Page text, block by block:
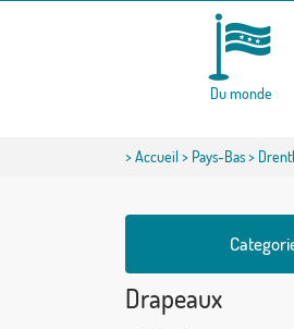
Du monde
>Accueil> Pays-Bas>
Drapeaux